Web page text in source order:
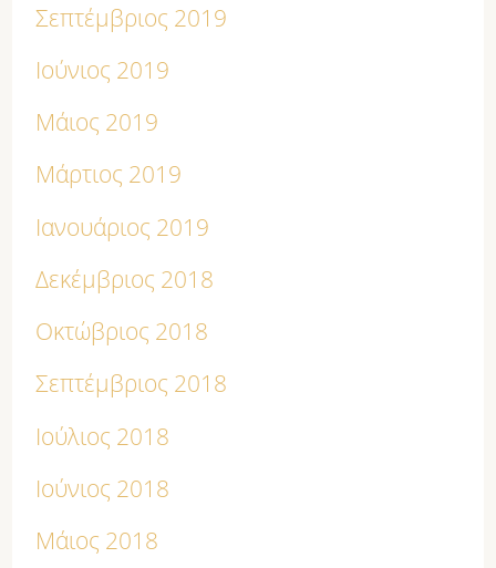
Σεπτέμβριος 2019
Ιούνιος 2019
Μάιος 2019
Μάρτιος 2019
Ιανουάριος 2019
Δεκέμβριος 2018
Οκτώβριος 2018
Σεπτέμβριος 2018
Ιούλιος 2018
Ιούνιος 2018
Μάιος 2018